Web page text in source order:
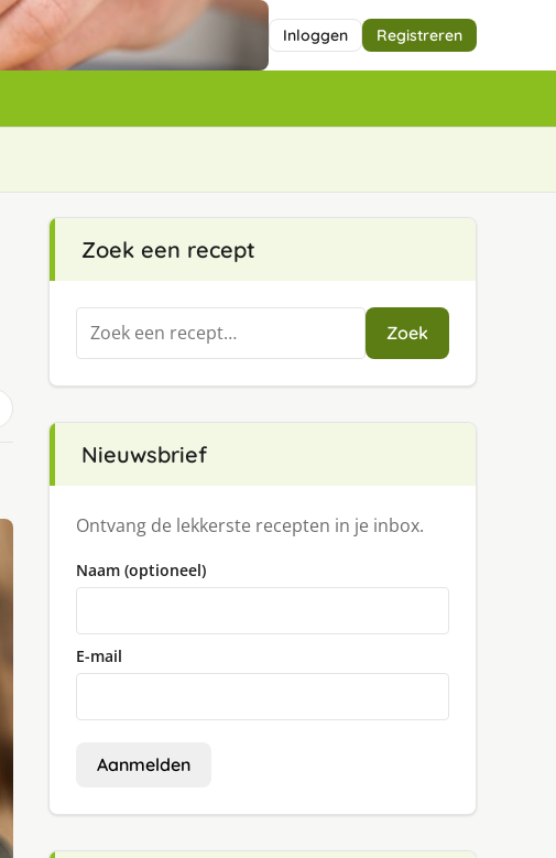
Inloggen Registreren
Zoek een recept
Zoeken
naar:
Zoek
Nieuwsbrief
Ontvang de lekkerste recepten in je inbox.
Naam (optioneel)
E-mail
Aanmelden